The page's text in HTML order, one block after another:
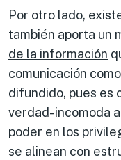
Por otro lado,
también aporta un
de la información
comunicación como
difundido, pues es
verdad- incomoda
poder en los
se alinean con